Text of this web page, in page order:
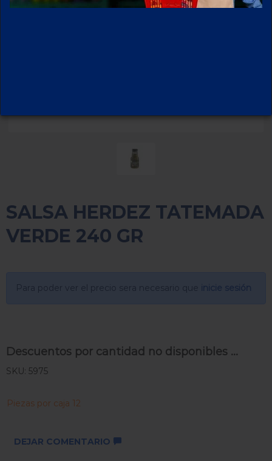
SALSA HERDEZ TATEMADA
VERDE 240 GR
Para poder ver el precio sera necesario que
Descuentos por cantidad no disponibles ...
SKU: 5975
Piezas por caja 12
DEJAR COMENTARIO